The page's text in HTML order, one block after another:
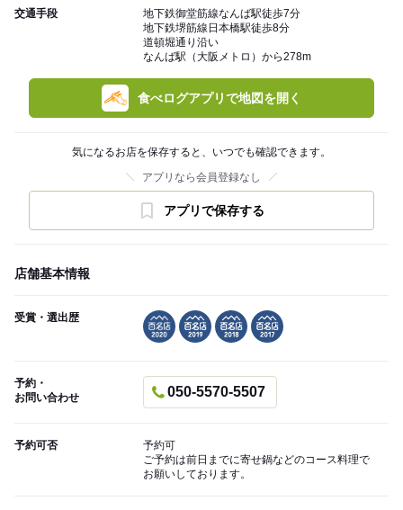
交通手段
地下鉄御堂筋線なんば駅徒歩7分
地下鉄堺筋線日本橋駅徒歩8分
道頓堀通り沿い
なんば駅（大阪メトロ）から278m
食べログアプリで地図を開く
気になるお店を保存すると、いつでも確認できます。
アプリなら会員登録なし
アプリで保存する
店舗基本情報
受賞・選出歴
予約・
お問い合わせ
050-5570-5507
予約可否
予約可
ご予約は前日までに寄せ鍋などのコース料理で
お願いしております。